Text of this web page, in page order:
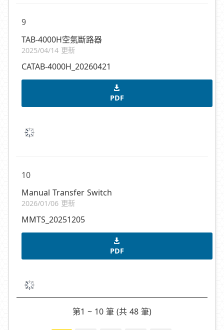
9
TAB-4000H空氣斷路器
2025/04/14 更新
CATAB-4000H_20260421
PDF
10
Manual Transfer Switch
2026/01/06 更新
MMTS_20251205
PDF
第1 ~ 10 筆 (共 48 筆)